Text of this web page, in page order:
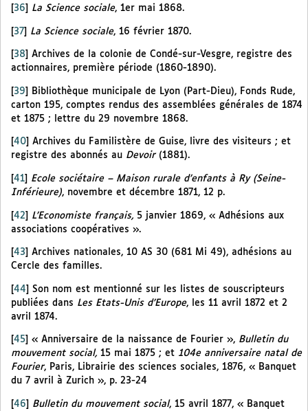
36 La Science sociale, 1er mai 1868.
[37] La Science sociale, 16 février 1870.
38
Archives de la colonie de Condé-sur-Vesgre, registre des
actionnaires, première période (1860-1890).
[39]
Bibliothèque municipale de Lyon (Part-Dieu), Fonds Rude,
carton 195, comptes rendus des assemblées générales de 1874
et 1875 ; lettre du 29 novembre 1868.
40
Archives du Familistère de Guise, livre des visiteurs ; et
registre des abonnés au Devoir (1881).
41
Ecole sociétaire – Maison rurale d’enfants à Ry (Seine-
Inférieure), novembre et décembre 1871, 12 p.
[42] L’Economiste français, 5 janvier 1869, « Adhésions aux
associations coopératives ».
43
Archives nationales, 10 AS 30 (681 Mi 49), adhésions au
Cercle des familles.
[44] Son nom est mentionné sur les listes de souscripteurs
publiées dans Les Etats-Unis d’Europe, les 11 avril 1872 et 2
avril 1874.
45 « Anniversaire de la naissance de Fourier », Bulletin du
mouvement social, 15 mai 1875 ; et 104e anniversaire natal de
Fourier, Paris, Librairie des sciences sociales, 1876, « Banquet
du 7 avril à Zurich », p. 23-24
[46] Bulletin du mouvement social, 15 avril 1877, « Banquet